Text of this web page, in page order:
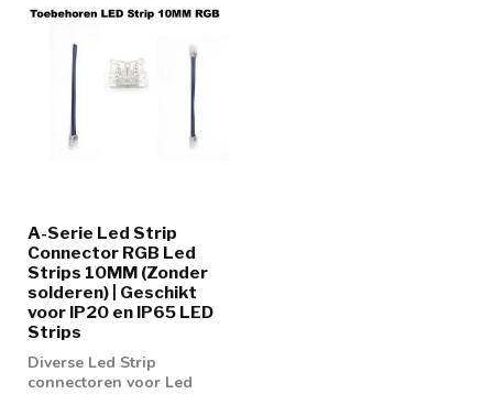
A-Serie Led Strip
Connector RGB Led
Strips 10MM (Zonder
solderen) | Geschikt
voor IP20 en IP65 LED
Strips
Diverse Led Strip
connectoren voor Led